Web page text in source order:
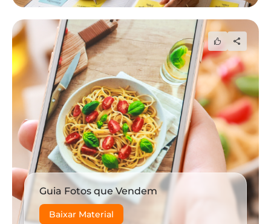
Guia Fotos que Vendem
Baixar Material